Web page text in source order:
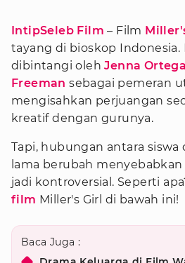
IntipSeleb Film – Film
tayang di bioskop Indonesia.
dibintangi olehJenna Ortega
Freeman sebagai pemeran
mengisahkan perjuangan
kreatif dengan gurunya.
Tapi, hubungan antara
lama berubah
jadi kontroversial. Seperti
film Miller's Girl di bawah ini!
Baca Juga :